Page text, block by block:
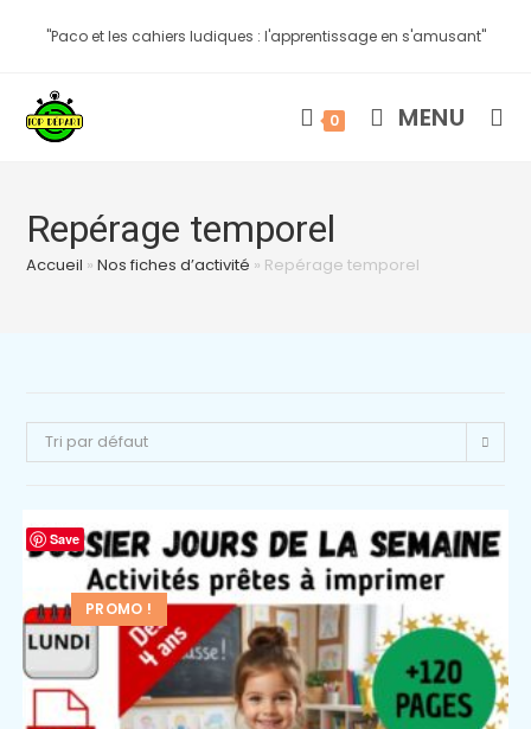
"Paco et les cahiers ludiques : l'apprentissage en s'amusant"
0 MENU
Repérage temporel
Accueil »Nos fiches d’activité » Repérage temporel
Tri par défaut
Save
PROMO !